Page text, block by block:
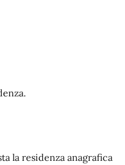
la residenza anagrafica